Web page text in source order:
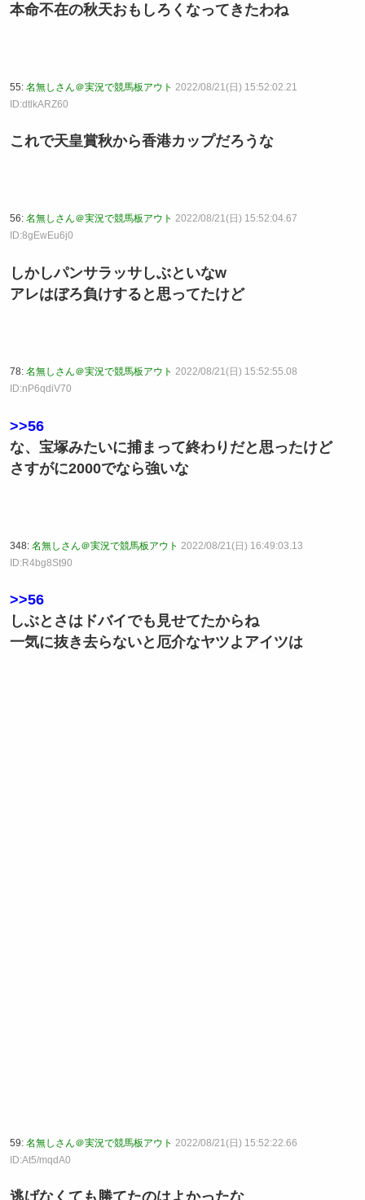
本命不在の秋天おもしろくなってきたわね
55: 名無しさん＠実況で競馬板アウト 2022/08/21(日) 15:52:02.21
ID:dtlkARZ60
これで天皇賞秋から香港カップだろうな
56: 名無しさん＠実況で競馬板アウト 2022/08/21(日) 15:52:04.67
ID:8gEwEu6j0
しかしパンサラッサしぶといなw
アレはぼろ負けすると思ってたけど
78: 名無しさん＠実況で競馬板アウト 2022/08/21(日) 15:52:55.08
ID:nP6qdiV70
>>56
な、宝塚みたいに捕まって終わりだと思ったけど
さすがに2000でなら強いな
348: 名無しさん＠実況で競馬板アウト 2022/08/21(日) 16:49:03.13
ID:R4bg8St90
>>56
しぶとさはドバイでも見せてたからね
一気に抜き去らないと厄介なヤツよアイツは
59: 名無しさん＠実況で競馬板アウト 2022/08/21(日) 15:52:22.66
ID:At5/mqdA0